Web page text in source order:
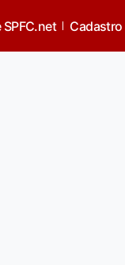
Cadastro